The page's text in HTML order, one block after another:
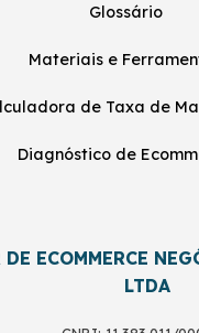
Glossário
Materiais e
de Taxa de
Diagnóstico de
DE ECOMMERCE
LTDA